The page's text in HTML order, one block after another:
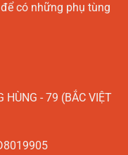
có những phụ tùng
HÙNG - 79 (BẮC VIỆT